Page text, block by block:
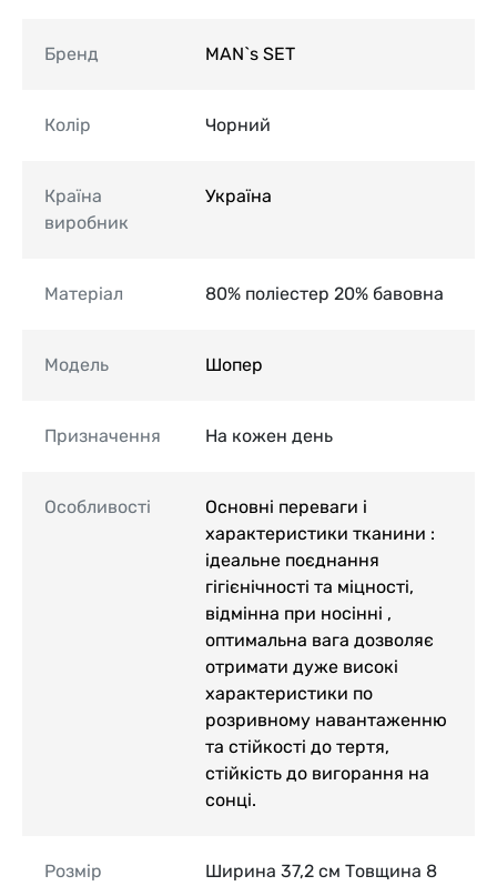
Бренд MAN`s SET
Колір Чорний
Країна
виробник
Україна
Матеріал 80% поліестер 20% бавовна
Модель Шопер
Призначення На кожен день
Особливості
Основні переваги і
характеристики тканини :
ідеальне поєднання
гігієнічності та міцності,
відмінна при носінні ,
оптимальна вага дозволяє
отримати дуже високі
характеристики по
розривному навантаженню
та стійкості до тертя,
стійкість до вигорання на
сонці.
Розмір
Ширина 37,2 см Товщина 8